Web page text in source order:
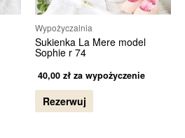
Wypożyczalnia
Sukienka La Mere model
Sophie r 74
40,00 zł za wypożyczenie
Rezerwuj